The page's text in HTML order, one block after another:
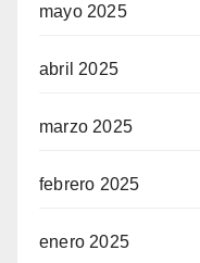
mayo 2025
abril 2025
marzo 2025
febrero 2025
enero 2025